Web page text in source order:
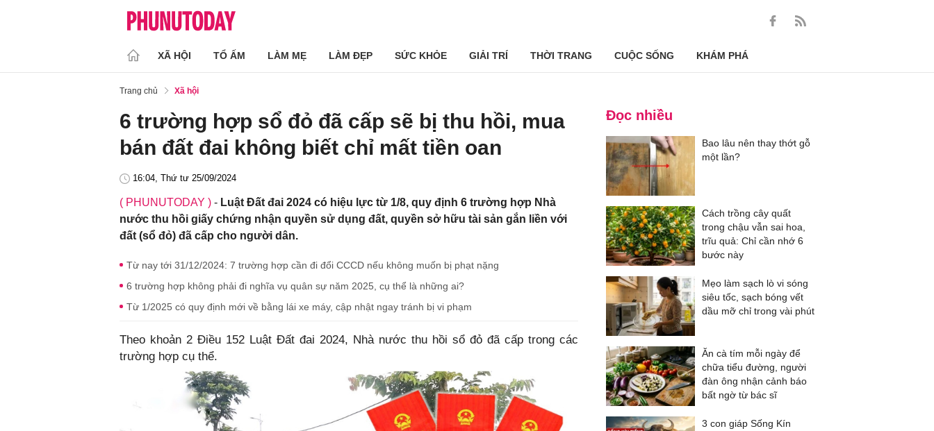
XÃ HỘI TỔ ẤM LÀM MẸ LÀM ĐẸP SỨC KHỎE GIẢI TRÍ THỜI TRANG CUỘC SỐNG KHÁM PHÁ
Trang chủ Xã hội
6 trường hợp sổ đỏ đã cấp sẽ bị thu hồi, mua
bán đất đai không biết chỉ mất tiền oan
16:04, Thứ tư 25/09/2024
( PHUNUTODAY ) - Luật Đất đai 2024 có hiệu lực từ 1/8, quy định 6 trường hợp Nhà
nước thu hồi giấy chứng nhận quyền sử dụng đất, quyền sở hữu tài sản gắn liền với
đất (sổ đỏ) đã cấp cho người dân.
Từ nay tới 31/12/2024: 7 trường hợp cần đi đổi CCCD nếu không muốn bị phạt nặng
6 trường hợp không phải đi nghĩa vụ quân sự năm 2025, cụ thể là những ai?
Từ 1/2025 có quy định mới về bằng lái xe máy, cập nhật ngay tránh bị vi phạm
Theo khoản 2 Điều 152 Luật Đất đai 2024, Nhà nước thu hồi sổ đỏ đã cấp trong các
trường hợp cụ thể.
Đọc nhiều
Bao lâu nên thay thớt gỗ
một lần?
Cách trồng cây quất
trong chậu vẫn sai hoa,
trĩu quả: Chỉ cần nhớ 6
bước này
Mẹo làm sạch lò vi sóng
siêu tốc, sạch bóng vết
dầu mỡ chỉ trong vài phút
Ăn cà tím mỗi ngày để
chữa tiểu đường, người
đàn ông nhận cảnh báo
bất ngờ từ bác sĩ
3 con giáp Sống Kín